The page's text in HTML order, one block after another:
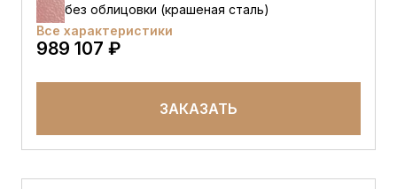
без облицовки (крашеная сталь)
Все характеристики
989 107 ₽
ЗАКАЗАТЬ